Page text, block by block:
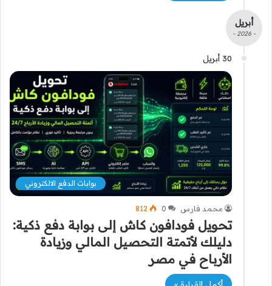
أبريل
- 2026 -
30 أبريل
بوابات الدفع الالكتروني
محمد فارس 0
812
تحويل فودافون كاش إلى بوابة دفع ذكية:
دليلك لأتمتة التحصيل المالي وزيادة
الأرباح في مصر